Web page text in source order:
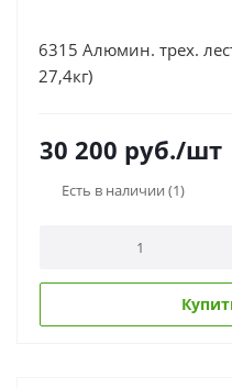
6315 Алюмин. трех.
27,4кг)
30 200 руб./шт
Есть в наличии (1)